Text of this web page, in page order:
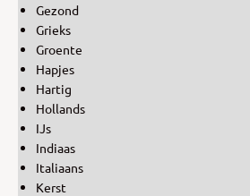
Gezond
Grieks
Groente
Hapjes
Hartig
Hollands
IJs
Indiaas
Italiaans
Kerst